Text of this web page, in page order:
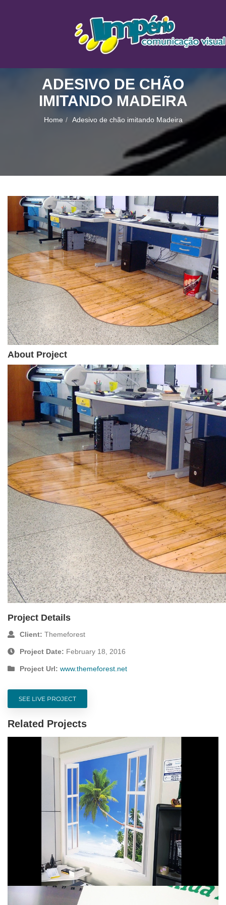
ADESIVO DE CHÃO
IMITANDO MADEIRA
Home Adesivo de chão imitando Madeira
About Project
Project Details
Client: Themeforest
Project Date: February 18, 2016
Project Url: www.themeforest.net
SEE LIVE PROJECT
Related Projects